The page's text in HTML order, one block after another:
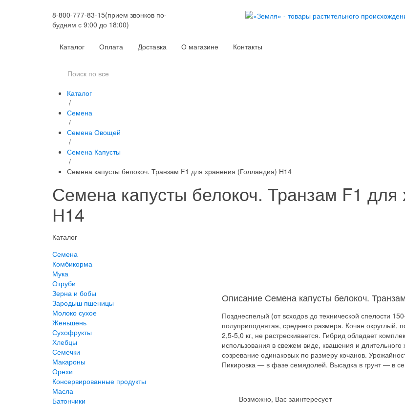
8-800-777-83-15(прием звонков по-
будням с 9:00 до 18:00)
Каталог
Оплата Доставка О магазине Контакты
Каталог
/
Семена
/
Семена Овощей
/
Семена Капусты
/
Семена капусты белокоч. Транзам F1 для хранения (Голландия) Н14
Семена капусты белокоч. Транзам F1 для
Н14
Каталог
Семена
Комбикорма
Мука
Отруби
Зерна и бобы
Зародыш пшеницы
Молоко сухое
Женьшень
Сухофрукты
Хлебцы
Семечки
Макароны
Орехи
Консервированные продукты
Масла
Батончики
Описание Семена капусты белокоч.
Позднеспелый (от всходов до технической спелости
полуприподнятая, среднего размера. Кочан
2,5-5,0 кг, не растрескивается. Гибрид обладает
использования в свежем виде, квашения и
созревание одинаковых по размеру кочанов.
Пикировка — в фазе семядолей. Высадка в грунт — в
Возможно, Вас заинтересует